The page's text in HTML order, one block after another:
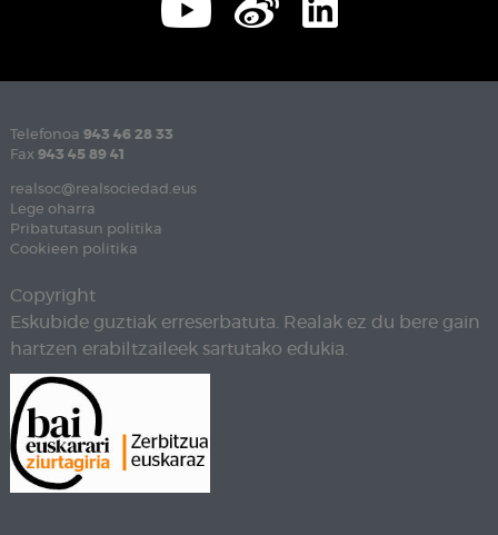
Telefonoa 943 46 28 33
Fax 943 45 89 41
realsoc@realsociedad.eus
Lege oharra
Pribatutasun politika
Cookieen politika
Copyright
Eskubide guztiak erreserbatuta. Realak ez du bere gain
hartzen erabiltzaileek sartutako edukia.